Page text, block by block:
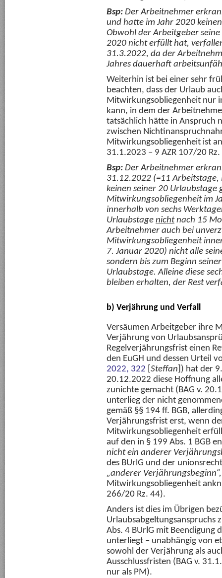
Bsp: Der Arbeitnehmer
und hatte im Jahr 2020
Obwohl der Arbeitgeber
2020 nicht erfüllt hat,
31.3.2022, da der
Jahres dauerhaft
Weiterhin ist bei einer sehr
beachten, dass der Urlaub
Mitwirkungsobliegenheit nur
kann, in dem der
tatsächlich hätte in Anspruch
zwischen
Mitwirkungsobliegenheit ist
31.1.2023 – 9 AZR 107/20
Bsp: Der Arbeitnehmer
31.12.2022 (=11
keinen seiner 20 Urlaubstage
Mitwirkungsobliegenheit im
innerhalb von sechs
Urlaubstage nichtnach 15
Arbeitnehmer auch bei
Mitwirkungsobliegenheit
7. Januar 2020) nicht alle
sondern bis zum Beginn
Urlaubstage. Alleine diese
bleiben erhalten, der Rest
b) Verjährung und Verfall
Versäumen Arbeitgeber ihre
Verjährung von
Regelverjährungsfrist einen
den EuGH und dessen Urteil
2022, 322 Steffan ]) hat der
20.12.2022 diese Hoffnung
zunichte gemacht (BAG v.
unterlieg der nicht
gemäß §§ 194 ff. BGB,
Verjährungsfrist erst, wenn
Mitwirkungsobliegenheit
auf den in § 199 Abs. 1 BGB
nicht ein anderer
des BUrlG und der
„anderer
Mitwirkungsobliegenheit
266/20 Rz. 44).
Anders ist dies im Übrigen
Urlaubsabgeltungsanspruchs
Abs. 4 BUrlG mit Beendigung
unterliegt – unabhängig von
sowohl der Verjährung als
Ausschlussfristen (BAG v.
nur als PM).